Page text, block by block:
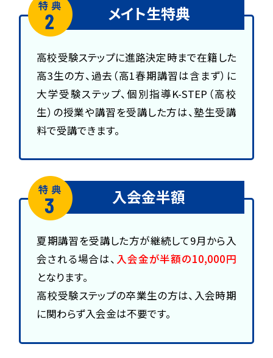
メイト生特典
高校受験ステップに進路決定時まで在籍した
高3生の方、過去（高1春期講習は含まず）に
大学受験ステップ、個別指導K-STEP（高校
生）の授業や講習を受講した方は、塾生受講
料で受講できます。
入会金半額
夏期講習を受講した方が継続して9月から入
会される場合は、 入会金が半額の10,000円
となります。
高校受験ステップの卒業生の方は、入会時期
に関わらず入会金は不要です。